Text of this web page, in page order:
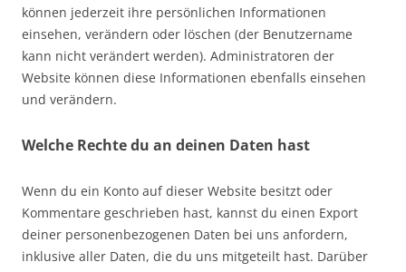
können jederzeit ihre persönlichen Informationen
einsehen, verändern oder löschen (der Benutzername
kann nicht verändert werden). Administratoren der
Website können diese Informationen ebenfalls einsehen
und verändern.
Welche Rechte du an deinen Daten hast
Wenn du ein Konto auf dieser Website besitzt oder
Kommentare geschrieben hast, kannst du einen Export
deiner personenbezogenen Daten bei uns anfordern,
inklusive aller Daten, die du uns mitgeteilt hast. Darüber